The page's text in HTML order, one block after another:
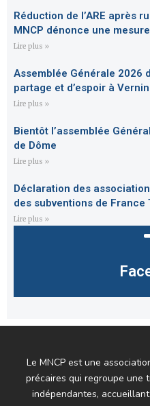
Réduction de l’ARE après
MNCP dénonce une
Lire plus »
Assemblée Générale 2026
partage et d’espoir à
Lire plus »
Bientôt l’assemblée
de Dôme
Lire plus »
Déclaration des
des subventions de France
Lire plus »
Le MNCP est une
précaires qui regroupe une
indépendantes,